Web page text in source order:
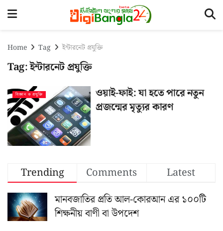
Home Tag ইন্টারনেট প্রযুক্তি
Tag:ইন্টারনেট প্রযুক্তি
বিজ্ঞান ও প্রযুক্তি
ওয়াই-ফাই: যা হতে পারে নতুন
প্রজন্মের মৃত্যুর কারণ
Trending Comments
Latest
মানবজাতির প্রতি আল-কোরআন এর ১০০টি
শিক্ষনীয় বাণী বা উপদেশ